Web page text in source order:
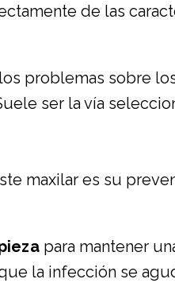
de las
problemas sobre
ser la vía
maxilar es su
para mantener
la infección se